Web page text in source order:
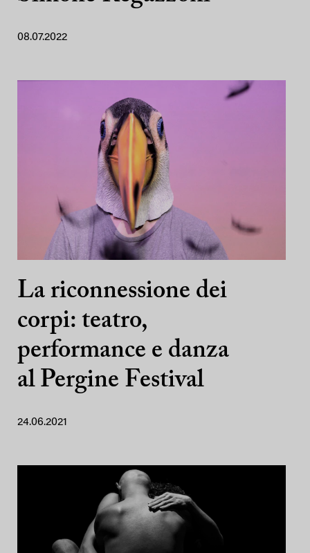
08.07.2022
La riconnessione dei
corpi: teatro,
performance e danza
al Pergine Festival
24.06.2021